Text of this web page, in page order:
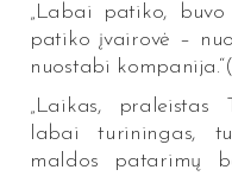
„Labai patiko,
patiko įvairovė –
nuostabi
„Laikas, praleistas
labai turiningas,
maldos patarimų